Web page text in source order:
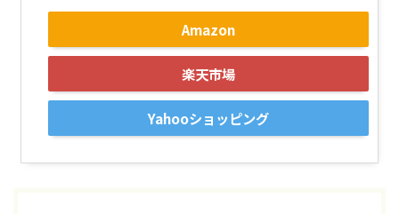
Amazon
楽天市場
Yahooショッピング